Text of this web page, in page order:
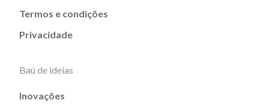
Termos e condições
Privacidade
Baú de ideias
Inovações